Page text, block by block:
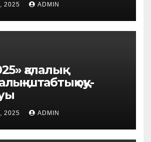
2025 ADMIN
қалалық
штабтық оқу-
2025 ADMIN